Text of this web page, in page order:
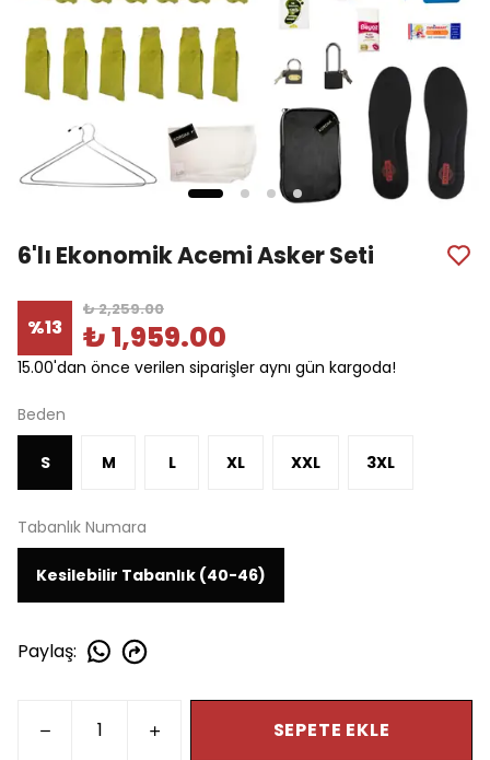
6'lı Ekonomik Acemi Asker Seti
%13
₺ 2,259.00
₺ 1,959.00
15.00'dan önce verilen siparişler aynı gün kargoda!
Beden
S M L XL XXL 3XL
Tabanlık Numara
Kesilebilir Tabanlık (40-46)
Paylaş:
SEPETE EKLE